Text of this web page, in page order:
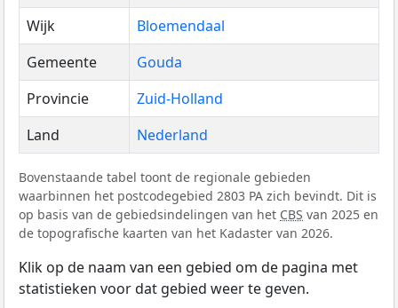
Wijk
Bloemendaal
Gemeente
Gouda
Provincie
Zuid-Holland
Land
Nederland
Bovenstaande tabel toont de regionale gebieden
waarbinnen het postcodegebied 2803 PA zich bevindt. Dit is
op basis van de gebiedsindelingen van het CBS van 2025 en
de topografische kaarten van het Kadaster van 2026.
Klik op de naam van een gebied om de pagina met
statistieken voor dat gebied weer te geven.